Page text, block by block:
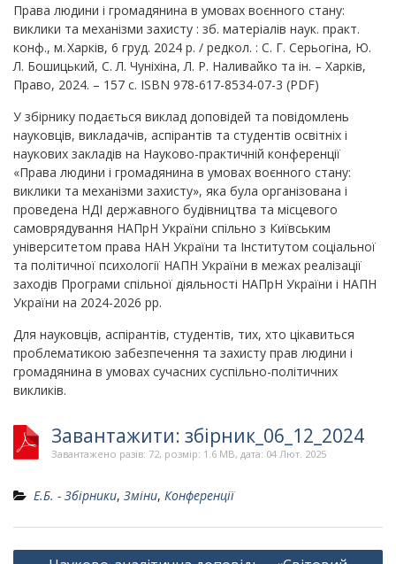
Права людини і громадянина в умовах воєнного стану:
виклики та механізми захисту : зб. матеріалів наук. практ.
конф., м. Харків, 6 груд. 2024 р. / редкол. : С. Г. Серьогіна, Ю.
Л. Бошицький, С. Л. Чуніхіна, Л. Р. Наливайко та ін. – Харків,
Право, 2024. – 157 с. ISBN 978-617-8534-07-3 (PDF)
У збірнику подається виклад доповідей та повідомлень
науковців, викладачів, аспірантів та студентів освітніх і
наукових закладів на Науково-практичній конференції
«Права людини і громадянина в умовах воєнного стану:
виклики та механізми захисту», яка була організована і
проведена НДІ державного будівництва та місцевого
самоврядування НАПрН України спільно з Київським
університетом права НАН України та Інститутом соціальної
та політичної психології НАПН України в межах реалізації
заходів Програми спільної діяльності НАПрН України і НАПН
України на 2024-2026 рр.
Для науковців, аспірантів, студентів, тих, хто цікавиться
проблематикою забезпечення та захисту прав людини і
громадянина в умовах сучасних суспільно-політичних
викликів.
Завантажити: збірник_06_12_2024
Завантажено разів: 72, розмір: 1.6 MB, дата: 04 Лют. 2025
Е.Б. - Збірники, Зміни, Конференції
Навігація